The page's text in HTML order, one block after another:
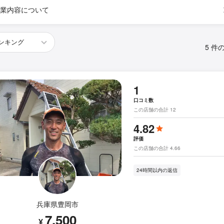
内容について
5 件
兵庫県豊岡市
7,500
1
口コミ数
この店舗の合計 12
4.82
評価
この店舗の合計 4.66
24時間以内の返信